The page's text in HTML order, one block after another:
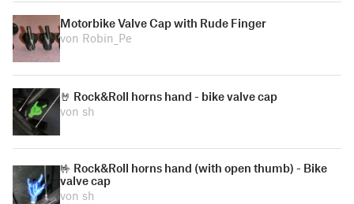
Motorbike Valve Cap with Rude Finger
von Robin_Pe
🤘 Rock&Roll horns hand - bike valve cap
von sh
🤟 Rock&Roll horns hand (with open thumb) - Bike
valve cap
von sh